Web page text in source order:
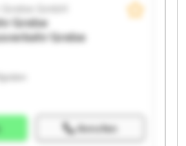
GmbH
Grebe
Grebe
Anrufen